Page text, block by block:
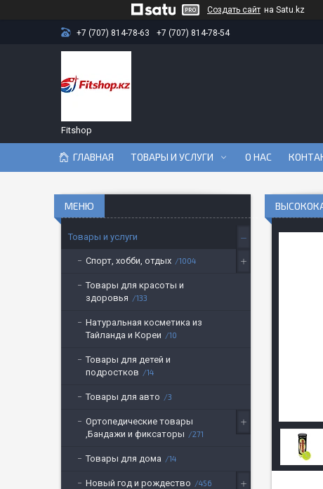
Создать сайт на Satu.kz
+7 (707) 814-78-63 +7 (707) 814-78-54
Fitshop
ГЛАВНАЯ ТОВАРЫ И УСЛУГИ О НАС
Товары и услуги
Спорт, хобби, отдых 1004
Товары для красоты и
здоровья
133
Натуральная косметика из
Тайланда и Кореи
10
Товары для детей и
подростков
14
Товары для авто 3
Ортопедические товары
,Бандажи и фиксаторы
271
Товары для дома 14
Новый год и рождество 456